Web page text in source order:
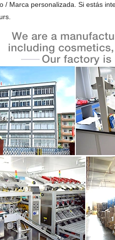
/ Marca personalizada. Si estás